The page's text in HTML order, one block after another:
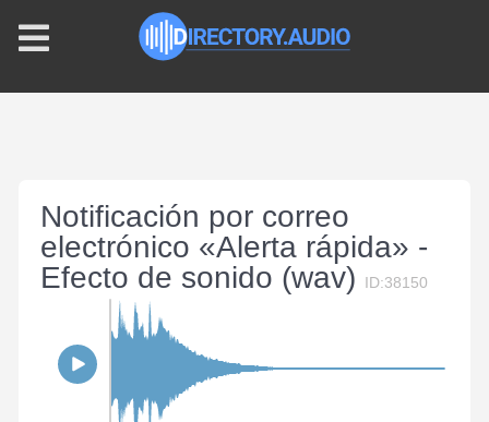
Notificación por correo
electrónico «Alerta rápida» -
Efecto de sonido (wav)
ID:38150